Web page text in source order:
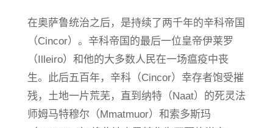
在奥萨鲁统治之后，是持续了两千年的辛科帝国
（Cincor）。辛科帝国的最后一位皇帝伊莱罗
（Illeiro）和他的大多数人民在一场瘟疫中丧
生。此后五百年，辛科（Cincor）幸存者饱受摧
残，土地一片荒芜，直到纳特（Naat）的死灵法
师姆马特穆尔（Mmatmuor）和索多斯玛